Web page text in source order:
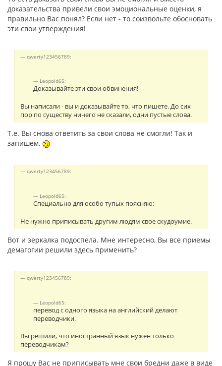
доказательства привели свои эмоциональные оценки, я
правильно Вас понял? Если нет - то соизвольте обосновать
эти свои утверждения!
qwerty123456789:
Leopold65:
Доказывайте эти свои обвинения!
Вы написали - вы и доказывайте то, что пишете. До сих
пор по существу ничего не сказали, одни пустые слова.
Т.е. Вы снова ответить за свои слова не смогли! Так и
запишем.
qwerty123456789:
Leopold65:
Специально для особо тупых поясняю:
Не нужно приписывать другим людям свое скудоумие.
Вот и зеркалка подоспела. Мне интересно, Вы все приемы
демагогии решили здесь применить?
qwerty123456789:
Leopold65:
перевод с одного языка на английский делают
переводчики.
Вы решили, что иностранный язык нужен только
переводчикам?
Я прошу Вас не приписывать мне свои бредни даже в виде